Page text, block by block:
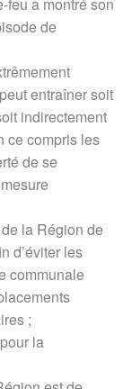
feu a montré son
de
entraîner soit
indirectement
ce compris les
de se
la Région de
d’éviter les
communale
;
la